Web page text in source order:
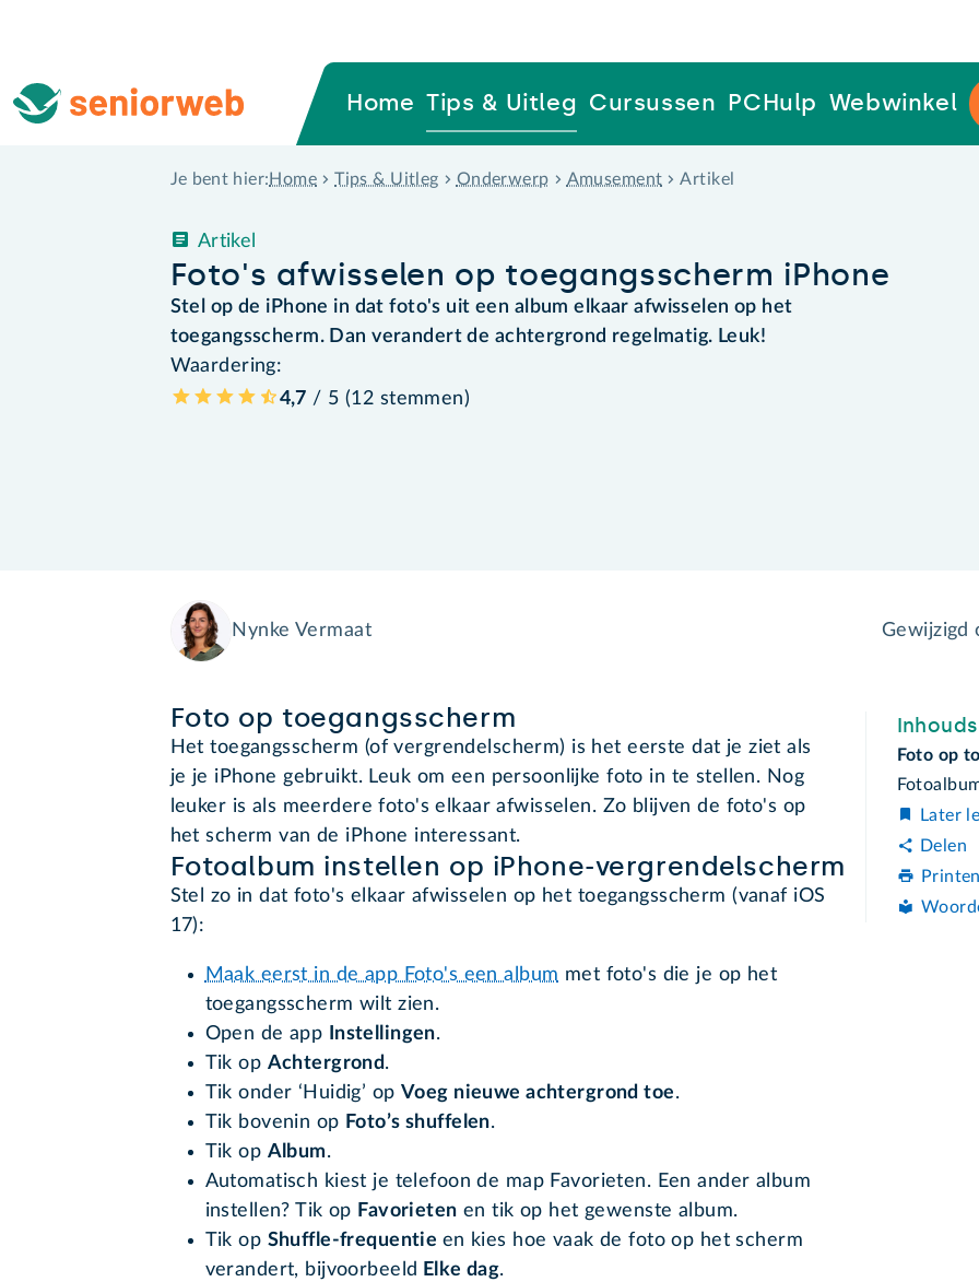
Home Tips & Uitleg Cursussen PCHulp Webwinkel
Je bent hier: Home Tips & Uitleg Onderwerp Amusement Artikel
Foto's afwisselen op toegangsscherm iPhone
Artikel
Stel op de iPhone in dat foto's uit een album elkaar afwisselen op het
toegangsscherm. Dan verandert de achtergrond regelmatig. Leuk!
Waardering:
4,7 / 5 (12 stemmen)
Nynke Vermaat Gewijzigd
Foto op toegangsscherm
Het toegangsscherm (of vergrendelscherm) is het eerste dat je ziet als
je je iPhone gebruikt. Leuk om een persoonlijke foto in te stellen. Nog
leuker is als meerdere foto's elkaar afwisselen. Zo blijven de foto's op
het scherm van de iPhone interessant.
Fotoalbum instellen op iPhone-vergrendelscherm
Stel zo in dat foto's elkaar afwisselen op het toegangsscherm (vanaf iOS
17):
Maak eerst in de app Foto's een album met foto's die je op het
toegangsscherm wilt zien.
Open de app
Instellingen.
Tik op Achtergrond.
Tik onder ‘Huidig’ op Voeg nieuwe achtergrond toe.
Tik bovenin op Foto’s shuffelen.
Tik op Album.
Automatisch kiest je telefoon de map Favorieten. Een ander album
instellen? Tik op Favorieten en tik op het gewenste album.
Tik op Shuffle-frequentie en kies hoe vaak de foto op het scherm
verandert, bijvoorbeeld Elke dag.
Foto op
Later
Delen